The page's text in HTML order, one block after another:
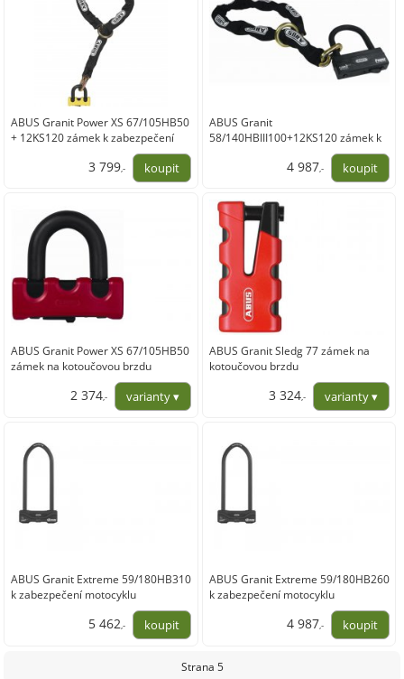
ABUS Granit Power XS 67/105HB50
+ 12KS120 zámek k zabezpečení
3 799,-
ABUS Granit
58/140HBIII100+12KS120 zámek k
zabezpečení motocyklu/ATV
4 987,-
ABUS Granit Power XS 67/105HB50
zámek na kotoučovou brzdu
2 374,-
ABUS Granit Sledg 77 zámek na
kotoučovou brzdu
3 324,-
ABUS Granit Extreme 59/180HB310
k zabezpečení motocyklu
5 462,-
ABUS Granit Extreme 59/180HB260
k zabezpečení motocyklu
4 987,-
Strana 5